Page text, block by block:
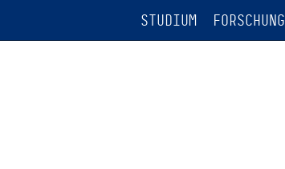
STUDIUM FORSCHUNG